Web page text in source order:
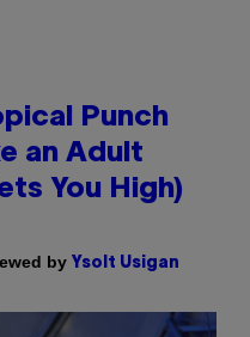
Punch
an Adult
You High)
by Ysolt Usigan